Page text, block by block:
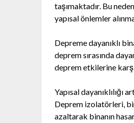
taşımaktadır. Bu
yapısal önlemler
Depreme dayanıklı
deprem sırasında
deprem etkilerine
Yapısal
Deprem izolatörleri,
azaltarak binanın